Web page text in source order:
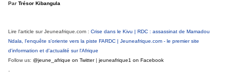
Par Trésor Kibangula
Lire l'article sur Jeuneafrique.com : Crise dans le Kivu | RDC : assassinat de Mamadou
Ndala, l'enquête s'oriente vers la piste FARDC | Jeuneafrique.com - le premier site
d'information et d'actualité sur l'Afrique
Follow us: @jeune_afrique on Twitter| jeuneafrique1 on Facebook
.